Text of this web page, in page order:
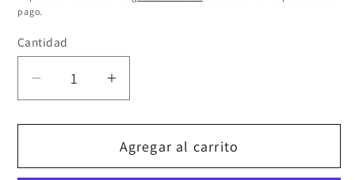
pago.
Cantidad
Cantidad
Reducir
para
the
Aumentar
para
Khiril
the
Agregar al carrito